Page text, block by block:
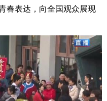
春表达，向全国观众展现